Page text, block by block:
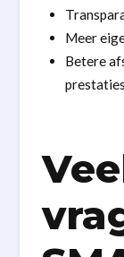
Meer
Betere
prestaties